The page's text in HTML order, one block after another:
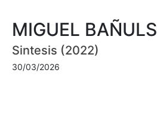
MIGUEL BAÑULS
Sintesis (2022)
30/03/2026